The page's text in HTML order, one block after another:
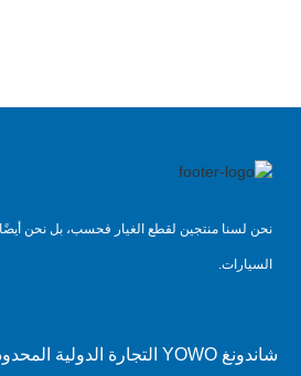
نحن لسنا منتجين لقطع الغيار فحسب، بل نحن
السيارات.
شاندونغ YOWO التجارة الدولية المحدودة